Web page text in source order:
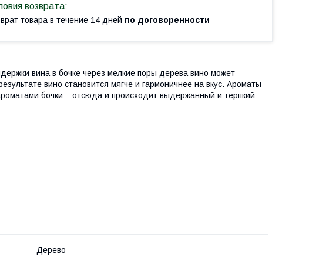
товара в течение 14 дней по договоренности
вина в бочке через мелкие поры дерева вино может
вино становится мягче и гармоничнее на вкус. Ароматы
бочки – отсюда и происходит выдержанный и терпкий
Дерево